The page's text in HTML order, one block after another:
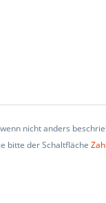
nicht anders
bitte der Schaltfläche